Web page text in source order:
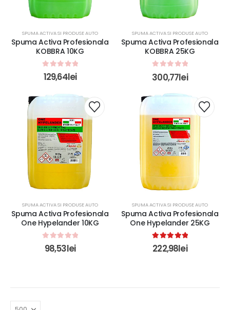
SPUMA ACTIVA SI PRODUSE AUTO
Spuma Activa Profesionala
KOBBRA 10KG
0out of 5
129,64lei
SPUMA ACTIVA SI PRODUSE AUTO
Spuma Activa Profesionala
KOBBRA 25KG
0out of 5
300,77lei
SPUMA ACTIVA SI PRODUSE AUTO
Spuma Activa Profesionala
One Hypelander 10KG
0out of 5
98,53lei
SPUMA ACTIVA SI PRODUSE AUTO
Spuma Activa Profesionala
One Hypelander 25KG
5.00out of 5
222,98lei